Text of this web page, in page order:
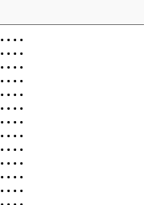
• • • •
• • • •
• • • •
• • • •
• • • •
• • • •
• • • •
• • • •
• • • •
• • • •
• • • •
• • • •